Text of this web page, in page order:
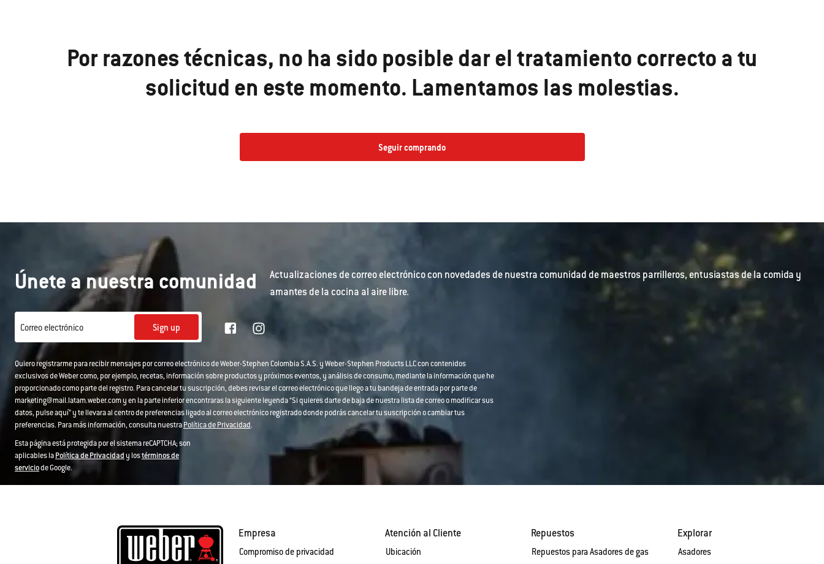
Por razones técnicas, no ha sido posible dar el tratamiento correcto a tu
solicitud en este momento. Lamentamos las molestias.
Seguir comprando
Únete a nuestra comunidad
Actualizaciones de correo electrónico con novedades de nuestra comunidad de maestros parrilleros, entusiastas de la comida y
amantes de la cocina al aire libre.
Correo electrónico Sign up
Quiero registrarme para recibir mensajes por correo electrónico de Weber-Stephen Colombia S.A.S. y Weber-Stephen Products LLC con contenidos
exclusivos de Weber como, por ejemplo, recetas, información sobre productos y próximos eventos, y análisis de consumo, mediante la información que he
proporcionado como parte del registro. Para cancelar tu suscripción, debes revisar el correo electrónico que llego a tu bandeja de entrada por parte de
marketing@mail.latam.weber.com y en la parte inferior encontraras la siguiente leyenda “Si quieres darte de baja de nuestra lista de correo o modificar sus
datos, pulse aquí” y te llevara al centro de preferencias ligado al correo electrónico registrado donde podrás cancelar tu suscripción o cambiar tus
preferencias. Para más información, consulta nuestraPolítica de Privacidad.
Esta página está protegida por el sistema reCAPTCHA; son
aplicables laPolítica de Privacidady lostérminos de
serviciode Google.
Empresa
Compromiso de privacidad
Atención al Cliente
Ubicación
Repuestos
Repuestos para Asadores de gas
Explorar
Asadores